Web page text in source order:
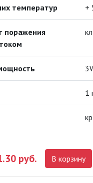
РАЗЪЁМЫ,
РАЗЪЕМЫ И
СИСТЕМЫ
температур +
поражения
1
руб. В корзину